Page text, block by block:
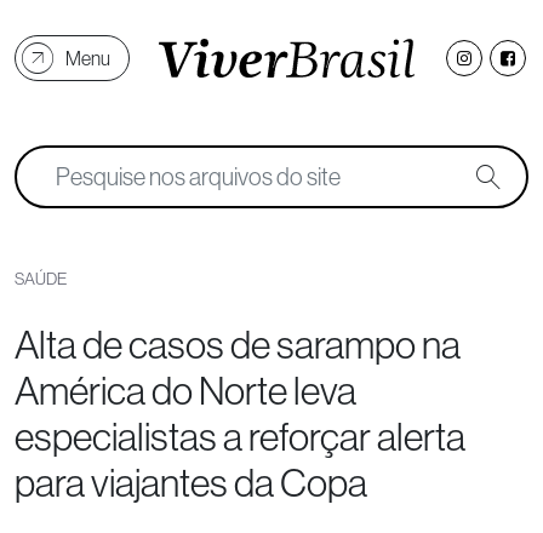
Menu
SAÚDE
Alta de casos de sarampo na
América do Norte leva
especialistas a reforçar alerta
para viajantes da Copa